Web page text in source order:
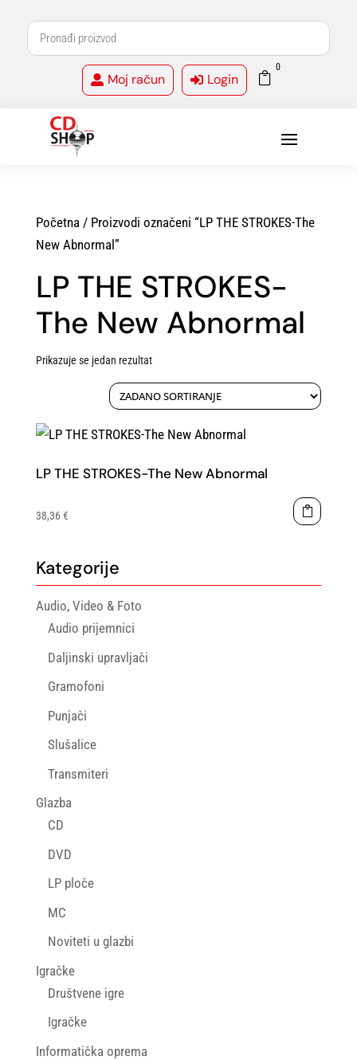
 Moj račun  Login 
0
Početna/ Proizvodi označeni “LP THE STROKES-The
New Abnormal”
LP THE STROKES-
The New Abnormal
Prikazuje se jedan rezultat
LP THE STROKES-The New Abnormal
38,36€
Kategorije
Audio, Video & Foto
Audio prijemnici
Daljinski upravljači
Gramofoni
Punjači
Slušalice
Transmiteri
Glazba
CD
DVD
LP ploče
MC
Noviteti u glazbi
Igračke
Društvene igre
Igračke
Informatička oprema